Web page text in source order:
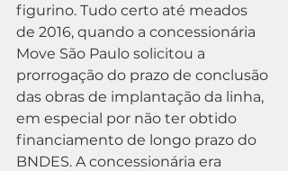
figurino. Tudo certo até meados
de 2016, quando a concessionária
Move São Paulo solicitou a
prorrogação do prazo de conclusão
das obras de implantação da linha,
em especial por não ter obtido
financiamento de longo prazo do
BNDES. A concessionária era